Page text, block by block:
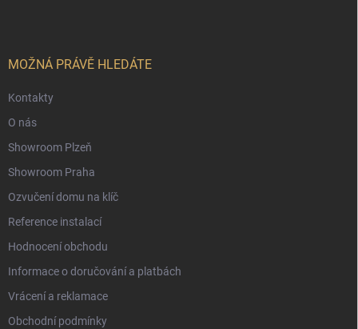
MOŽNÁ PRÁVĚ HLEDÁTE
Kontakty
O nás
Showroom Plzeň
Showroom Praha
Ozvučení domu na klíč
Reference instalací
Hodnocení obchodu
Informace o doručování a platbách
Vrácení a reklamace
Obchodní podmínky